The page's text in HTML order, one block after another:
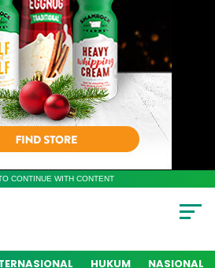
CONTINUE WITH CONTENT
HUKUM NASIONAL